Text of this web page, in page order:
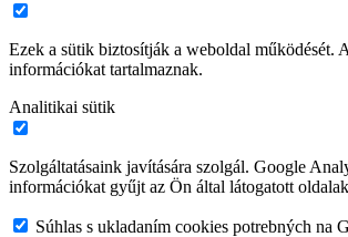
Ezek a sütik biztosítják a weboldal működését.
információkat tartalmaznak.
Analitikai sütik
Szolgáltatásaink javítására szolgál. Google
információkat gyűjt az Ön által látogatott
Súhlas s ukladaním cookies potrebných na